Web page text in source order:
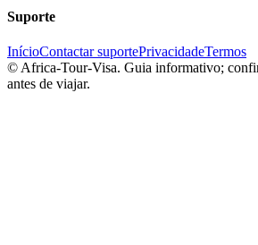
Suporte
InícioContactar suportePrivacidadeTermos
© Africa-Tour-Visa. Guia informativo;
antes de viajar.